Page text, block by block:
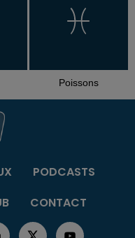
Poissons
PODCASTS
CONTACT